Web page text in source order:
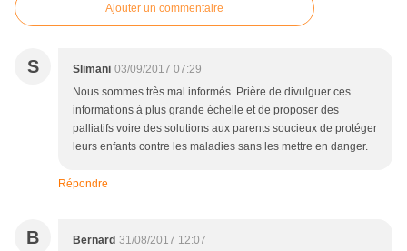
Ajouter un commentaire
S Slimani 03/09/2017 07:29
Nous sommes très mal informés. Prière de divulguer ces
informations à plus grande échelle et de proposer des
palliatifs voire des solutions aux parents soucieux de protéger
leurs enfants contre les maladies sans les mettre en danger.
Répondre
B Bernard 31/08/2017 12:07